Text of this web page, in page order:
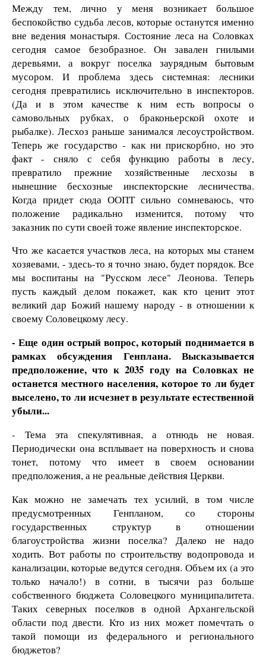
Между тем, лично у меня возникает большое
беспокойство судьба лесов, которые останутся именно
вне ведения монастыря. Состояние леса на Соловках
сегодня самое безобразное. Он завален гнилыми
деревьями, а вокруг поселка заурядным бытовым
мусором. И проблема здесь системная: лесники
сегодня превратились исключительно в инспекторов.
(Да и в этом качестве к ним есть вопросы о
самовольных рубках, о браконьерской охоте и
рыбалке). Лесхоз раньше занимался лесоустройством.
Теперь же государство - как ни прискорбно, но это
факт - сняло с себя функцию работы в лесу,
превратило прежние хозяйственные лесхозы в
нынешние бесхозные инспекторские лесничества.
Когда придет сюда ООПТ сильно сомневаюсь, что
положение радикально изменится, потому что
заказник по сути своей тоже явление инспекторское.
Что же касается участков леса, на которых мы станем
хозяевами, - здесь-то я точно знаю, будет порядок. Все
мы воспитаны на "Русском лесе" Леонова. Теперь
пусть каждый делом покажет, как кто ценит этот
великий дар Божий нашему народу - в отношении к
своему Соловецкому лесу.
- Еще один острый вопрос, который поднимается в
рамках обсуждения Генплана. Высказывается
предположение, что к 2035 году на Соловках не
останется местного населения, которое то ли будет
выселено, то ли исчезнет в результате естественной
убыли...
- Тема эта спекулятивная, а отнюдь не новая.
Периодически она всплывает на поверхность и снова
тонет, потому что имеет в своем основании
предположения, а не реальные действия Церкви.
Как можно не замечать тех усилий, в том числе
предусмотренных Генпланом, со стороны
государственных структур в отношении
благоустройства жизни поселка? Далеко не надо
ходить. Вот работы по строительству водопровода и
канализации, которые ведутся сегодня. Объем их (а это
только начало!) в сотни, в тысячи раз больше
собственного бюджета Соловецкого муниципалитета.
Таких северных поселков в одной Архангельской
области под двести. Кто из них может помечтать о
такой помощи из федерального и регионального
бюджетов?